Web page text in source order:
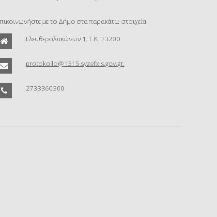
με το Δήμο στα παρακάτω στοιχεία
Ελευθερολακώνων 1, Τ.Κ. 23200
protokollo@1315.syzefxis.gov.gr.
2733360300